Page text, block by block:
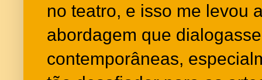
no teatro, e isso me levou
abordagem que
contemporâneas,